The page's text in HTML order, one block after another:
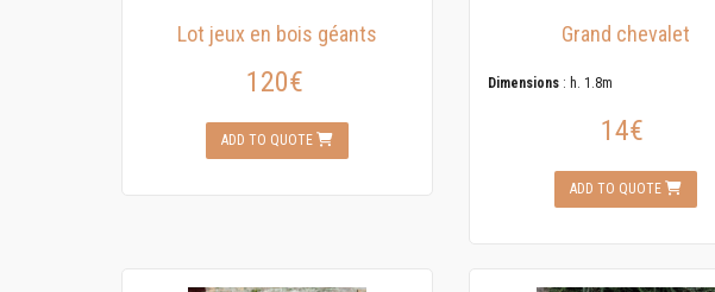
Lot jeux en bois géants
120€
ADD TO QUOTE
Grand chevalet
Dimensions : h. 1.8m
14€
ADD TO QUOTE